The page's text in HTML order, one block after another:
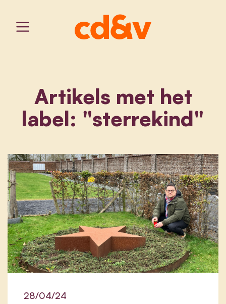
Artikels met het
label: "sterrekind"
28/04/24